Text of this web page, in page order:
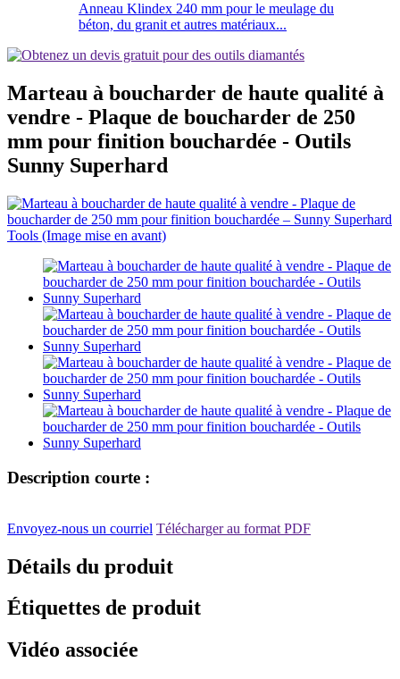
Anneau Klindex 240 mm pour le meulage du
béton, du granit et autres matériaux...
Marteau à boucharder de haute qualité à
vendre - Plaque de boucharder de 250
mm pour finition bouchardée - Outils
Sunny Superhard
Description courte :
Envoyez-nous un courriel Télécharger au format PDF
Détails du produit
Étiquettes de produit
Vidéo associée